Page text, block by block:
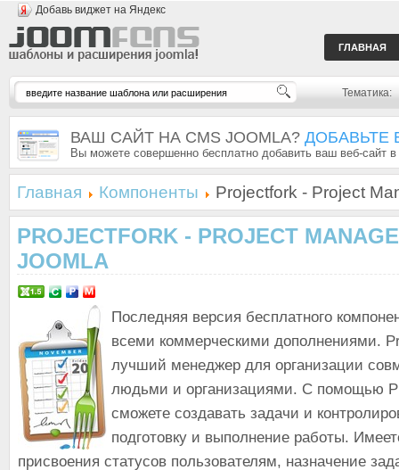
Добавь виджет на Яндекс
ГЛАВНАЯ
Тематика:
ВАШ САЙТ НА CMS JOOMLA? ДОБАВЬТЕ
Вы можете совершенно бесплатно добавить ваш веб-сайт
Главная Компоненты Projectfork - Project
PROJECTFORK - PROJECT
JOOMLA
Последняя версия бесплатного
всеми коммерческими дополнениями.
лучший менеджер для организации
людьми и организациями. С помощью
сможете создавать задачи и
подготовку и выполнение работы.
присвоения статусов пользователям, назначение